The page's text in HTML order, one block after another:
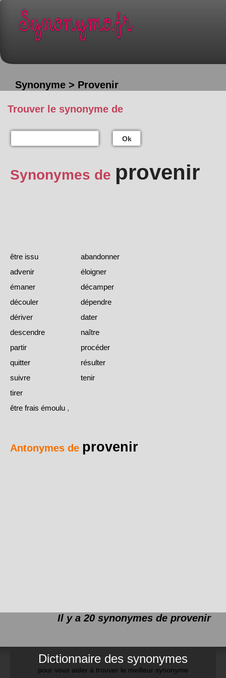
Synonyme > Provenir
Trouver le synonyme de
Ok
Synonymes de provenir
être issu
abandonner
advenir
éloigner
émaner
décamper
découler
dépendre
dériver
dater
descendre
naître
partir
procéder
quitter
résulter
suivre
tenir
tirer
être frais émoulu ,
Antonymes de provenir
Il y a 20 synonymes de provenir
Dictionnaire des synonymes
pour vous aider à trouver le meilleur synonyme